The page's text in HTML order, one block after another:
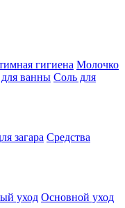
гигиена Молочко
ванны Соль для
загара Средства
уход Основной уход